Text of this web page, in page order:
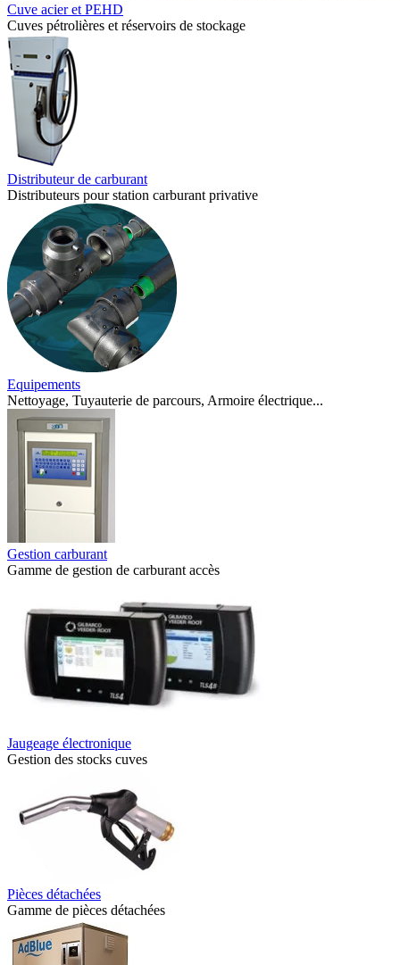
Cuve acier et PEHD
Cuves pétrolières et réservoirs de stockage
Distributeur de carburant
Distributeurs pour station carburant privative
Equipements
Nettoyage, Tuyauterie de parcours, Armoire électrique...
Gestion carburant
Gamme de gestion de carburant accès
Jaugeage électronique
Gestion des stocks cuves
Pièces détachées
Gamme de pièces détachées